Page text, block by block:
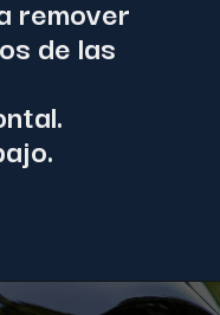
remover
de las